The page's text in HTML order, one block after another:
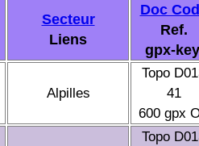
Secteur
Liens
Doc
Ref.
gpx-
Alpilles
Topo
41
600 gpx
Topo